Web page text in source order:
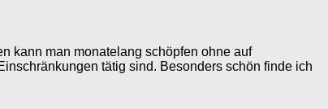
kann man monatelang schöpfen ohne auf
tätig sind. Besonders schön finde ich